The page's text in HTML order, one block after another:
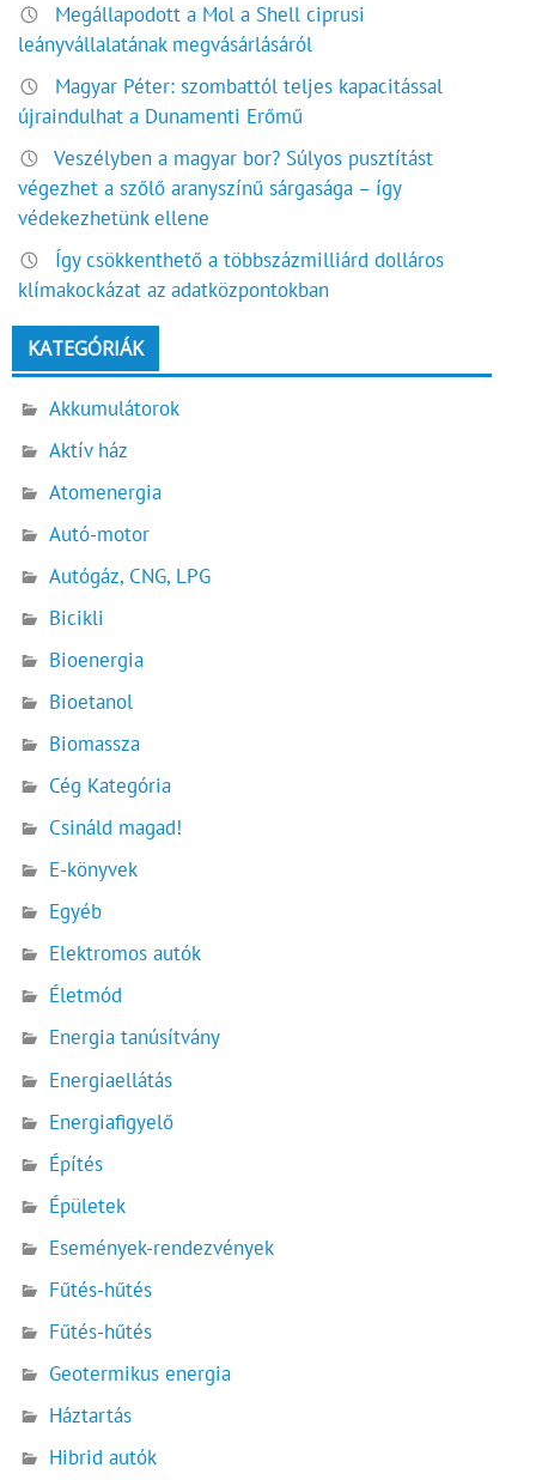
Megállapodott a Mol a Shell ciprusi
leányvállalatának megvásárlásáról
Magyar Péter: szombattól teljes kapacitással
újraindulhat a Dunamenti Erőmű
Veszélyben a magyar bor? Súlyos pusztítást
végezhet a szőlő aranyszínű sárgasága – így
védekezhetünk ellene
Így csökkenthető a többszázmilliárd dolláros
klímakockázat az adatközpontokban
KATEGÓRIÁK
Akkumulátorok
Aktív ház
Atomenergia
Autó-motor
Autógáz, CNG, LPG
Bicikli
Bioenergia
Bioetanol
Biomassza
Cég Kategória
Csináld magad!
E-könyvek
Egyéb
Elektromos autók
Életmód
Energia tanúsítvány
Energiaellátás
Energiafigyelő
Építés
Épületek
Események-rendezvények
Fűtés-hűtés
Fűtés-hűtés
Geotermikus energia
Háztartás
Hibrid autók